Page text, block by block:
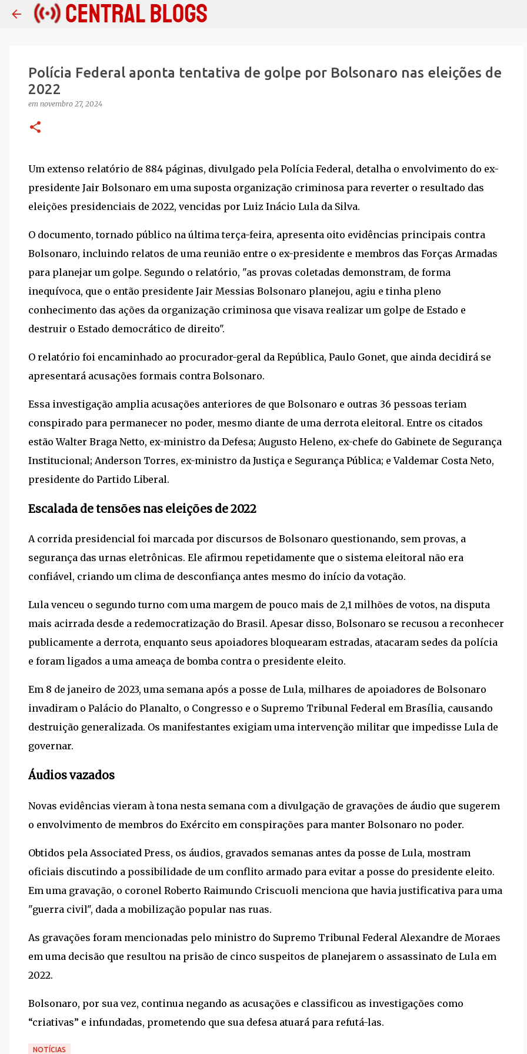
Polícia Federal aponta tentativa de golpe por Bolsonaro nas eleições de
2022
em novembro 27, 2024
Um extenso relatório de 884 páginas, divulgado pela Polícia Federal, detalha o envolvimento do ex-
presidente Jair Bolsonaro em uma suposta organização criminosa para reverter o resultado das
eleições presidenciais de 2022, vencidas por Luiz Inácio Lula da Silva.
O documento, tornado público na última terça-feira, apresenta oito evidências principais contra
Bolsonaro, incluindo relatos de uma reunião entre o ex-presidente e membros das Forças Armadas
para planejar um golpe. Segundo o relatório, "as provas coletadas demonstram, de forma
inequívoca, que o então presidente Jair Messias Bolsonaro planejou, agiu e tinha pleno
conhecimento das ações da organização criminosa que visava realizar um golpe de Estado e
destruir o Estado democrático de direito".
O relatório foi encaminhado ao procurador-geral da República, Paulo Gonet, que ainda decidirá se
apresentará acusações formais contra Bolsonaro.
Essa investigação amplia acusações anteriores de que Bolsonaro e outras 36 pessoas teriam
conspirado para permanecer no poder, mesmo diante de uma derrota eleitoral. Entre os citados
estão Walter Braga Netto, ex-ministro da Defesa; Augusto Heleno, ex-chefe do Gabinete de Segurança
Institucional; Anderson Torres, ex-ministro da Justiça e Segurança Pública; e Valdemar Costa Neto,
presidente do Partido Liberal.
Escalada de tensões nas eleições de 2022
A corrida presidencial foi marcada por discursos de Bolsonaro questionando, sem provas, a
segurança das urnas eletrônicas. Ele afirmou repetidamente que o sistema eleitoral não era
confiável, criando um clima de desconfiança antes mesmo do início da votação.
Lula venceu o segundo turno com uma margem de pouco mais de 2,1 milhões de votos, na disputa
mais acirrada desde a redemocratização do Brasil. Apesar disso, Bolsonaro se recusou a reconhecer
publicamente a derrota, enquanto seus apoiadores bloquearam estradas, atacaram sedes da polícia
e foram ligados a uma ameaça de bomba contra o presidente eleito.
Em 8 de janeiro de 2023, uma semana após a posse de Lula, milhares de apoiadores de Bolsonaro
invadiram o Palácio do Planalto, o Congresso e o Supremo Tribunal Federal em Brasília, causando
destruição generalizada. Os manifestantes exigiam uma intervenção militar que impedisse Lula de
governar.
Áudios vazados
Novas evidências vieram à tona nesta semana com a divulgação de gravações de áudio que sugerem
o envolvimento de membros do Exército em conspirações para manter Bolsonaro no poder.
Obtidos pela Associated Press, os áudios, gravados semanas antes da posse de Lula, mostram
oficiais discutindo a possibilidade de um conflito armado para evitar a posse do presidente eleito.
Em uma gravação, o coronel Roberto Raimundo Criscuoli menciona que havia justificativa para uma
"guerra civil", dada a mobilização popular nas ruas.
As gravações foram mencionadas pelo ministro do Supremo Tribunal Federal Alexandre de Moraes
em uma decisão que resultou na prisão de cinco suspeitos de planejarem o assassinato de Lula em
2022.
Bolsonaro, por sua vez, continua negando as acusações e classificou as investigações como
“criativas” e infundadas, prometendo que sua defesa atuará para refutá-las.
NOTÍCIAS